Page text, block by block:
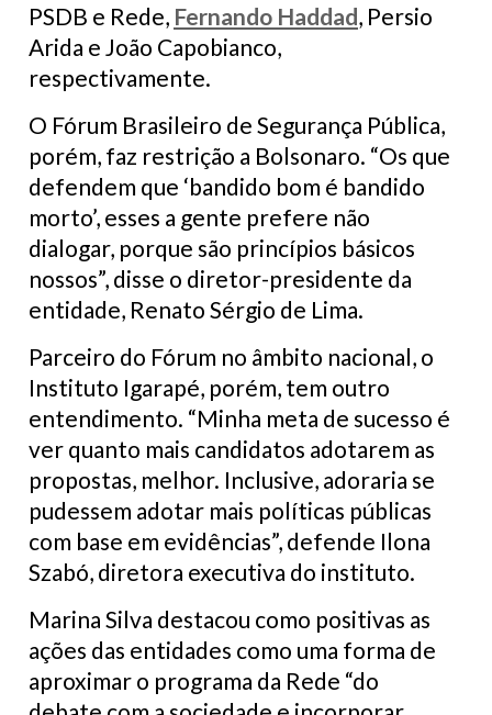
PSDB e Rede, Fernando Haddad, Persio
Arida e João Capobianco,
respectivamente.
O Fórum Brasileiro de Segurança Pública,
porém, faz restrição a Bolsonaro. “Os que
defendem que ‘bandido bom é bandido
morto’, esses a gente prefere não
dialogar, porque são princípios básicos
nossos”, disse o diretor-presidente da
entidade, Renato Sérgio de Lima.
Parceiro do Fórum no âmbito nacional, o
Instituto Igarapé, porém, tem outro
entendimento. “Minha meta de sucesso é
ver quanto mais candidatos adotarem as
propostas, melhor. Inclusive, adoraria se
pudessem adotar mais políticas públicas
com base em evidências”, defende Ilona
Szabó, diretora executiva do instituto.
Marina Silva destacou como positivas as
ações das entidades como uma forma de
aproximar o programa da Rede “do